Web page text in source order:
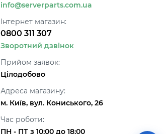
info@serverparts.com.ua
Інтернет магазин:
0800 311 307
Зворотний дзвінок
Прийом заявок:
Цілодобово
Адреса магазину:
м. Київ, вул. Кониського, 26
Час роботи:
ПН - ПТ з 10:00 до 18:00